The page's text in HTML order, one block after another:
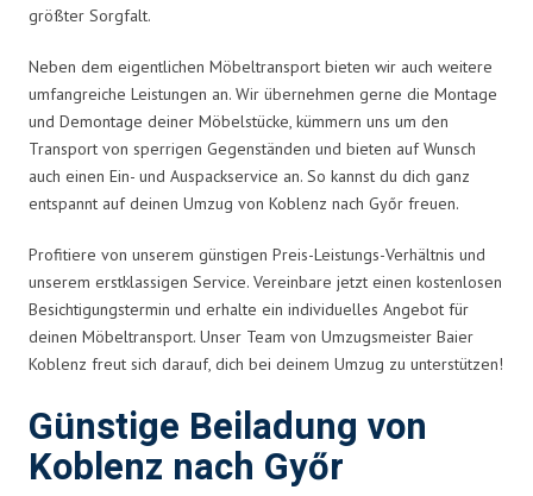
größter Sorgfalt.
Neben dem eigentlichen Möbeltransport bieten wir auch weitere
umfangreiche Leistungen an. Wir übernehmen gerne die Montage
und Demontage deiner Möbelstücke, kümmern uns um den
Transport von sperrigen Gegenständen und bieten auf Wunsch
auch einen Ein- und Auspackservice an. So kannst du dich ganz
entspannt auf deinen Umzug von Koblenz nach Győr freuen.
Profitiere von unserem günstigen Preis-Leistungs-Verhältnis und
unserem erstklassigen Service. Vereinbare jetzt einen kostenlosen
Besichtigungstermin und erhalte ein individuelles Angebot für
deinen Möbeltransport. Unser Team von Umzugsmeister Baier
Koblenz freut sich darauf, dich bei deinem Umzug zu unterstützen!
Günstige Beiladung von
Koblenz nach Győr